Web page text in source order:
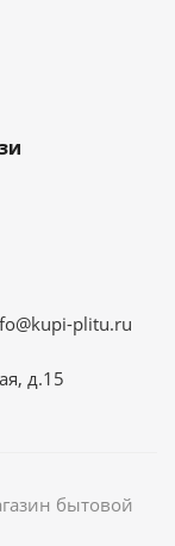
plitu.ru
д.15
бытовой